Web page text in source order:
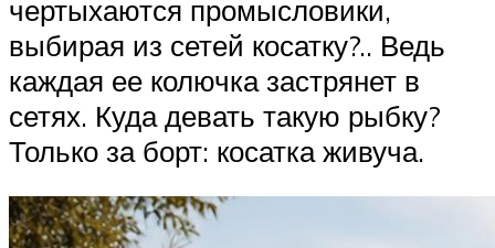
чертыхаются промысловики,
выбирая из сетей косатку?.. Ведь
каждая ее колючка застрянет в
сетях. Куда девать такую рыбку?
Только за борт: косатка живуча.